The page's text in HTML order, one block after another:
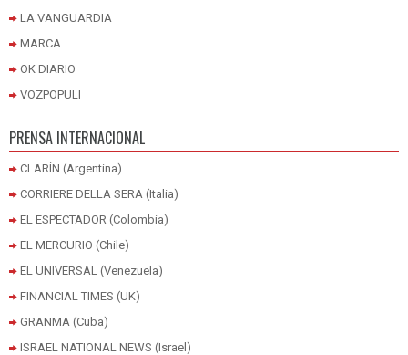
LA VANGUARDIA
MARCA
OK DIARIO
VOZPOPULI
PRENSA INTERNACIONAL
CLARÍN (Argentina)
CORRIERE DELLA SERA (Italia)
EL ESPECTADOR (Colombia)
EL MERCURIO (Chile)
EL UNIVERSAL (Venezuela)
FINANCIAL TIMES (UK)
GRANMA (Cuba)
ISRAEL NATIONAL NEWS (Israel)